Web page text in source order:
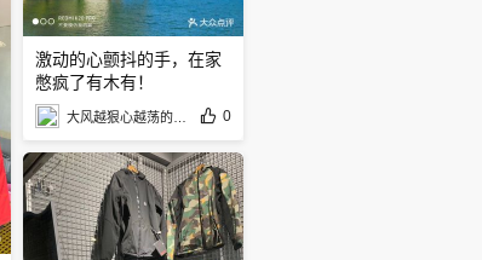
激动的心颤抖的手，在家
憋疯了有木有！
0